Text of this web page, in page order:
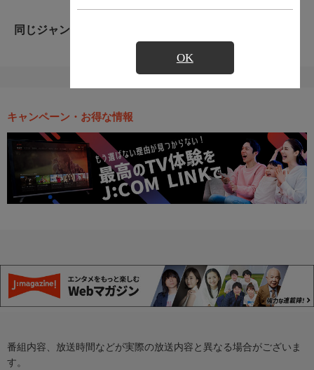
OK
同じジャンルのおすすめ番組
キャンペーン・お得な情報
番組内容、放送時間などが実際の放送内容と異なる場合がございま
す。